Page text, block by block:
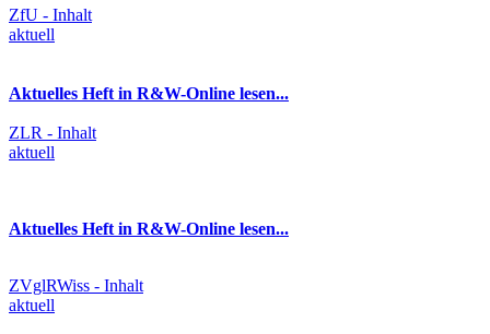
ZfU - Inhalt
aktuell
Aktuelles Heft in R&W-Online lesen...
ZLR - Inhalt
aktuell
Aktuelles Heft in R&W-Online lesen...
ZVglRWiss - Inhalt
aktuell